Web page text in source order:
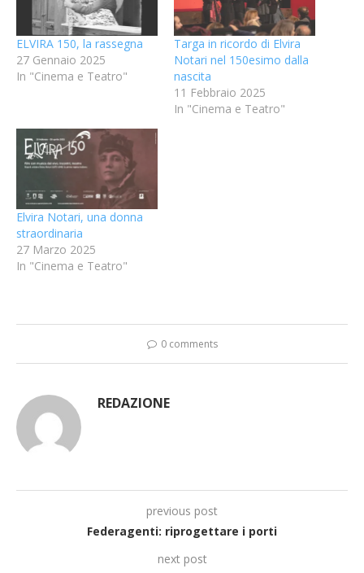
ELVIRA 150, la rassegna
27 Gennaio 2025
In "Cinema e Teatro"
Targa in ricordo di Elvira
Notari nel 150esimo dalla
nascita
11 Febbraio 2025
In "Cinema e Teatro"
Elvira Notari, una donna
straordinaria
27 Marzo 2025
In "Cinema e Teatro"
0 comments
REDAZIONE
previous post
Federagenti: riprogettare i porti
next post